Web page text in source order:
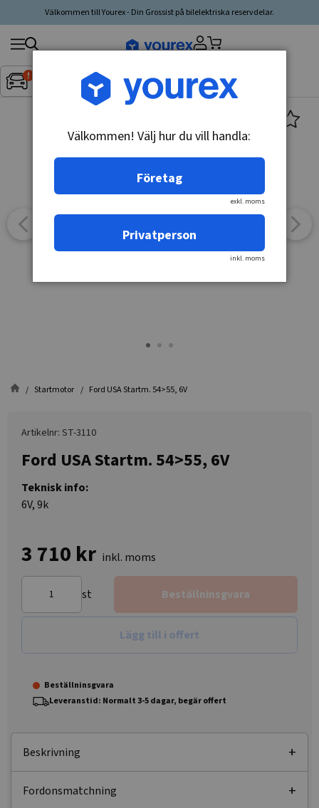
Välkommen till Yourex - Din Grossist på bilelektriska reservdelar.
Inget fordon valt▼
Sök
produkt,
tillverkare,
Startmotor Ford USA Startm. 54>55, 6V
Artikelnr: ST-3110
Ford USA Startm. 54>55, 6V
Teknisk info:
6V, 9k
3 710 kr inkl. moms
st Beställninsgvara
Lägg till i offert
Beställninsgvara
Leveranstid: Normalt 3-5 dagar, begär offert
Beskrivning
Fordonsmatchning
Välkommen! Välj hur du vill handla:
Företag
exkl. moms
Privatperson
inkl. moms